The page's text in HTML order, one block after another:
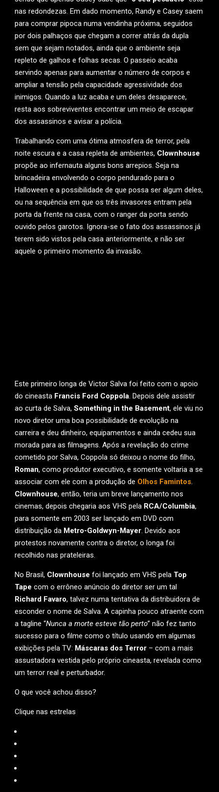
nas redondezas. Em dado momento, Randy e Casey saem
para comprar pipoca numa vendinha próxima, seguidos
por dois palhaços que chegam a correr atrás da dupla
sem que sejam notados, ainda que o ambiente seja
repleto de galhos e folhas secas. O passeio acaba
servindo apenas para aumentar o número de corpos e
ampliar a tensão pela capacidade agressividade dos
inimigos. Quando a luz acaba e um deles desaparece,
resta aos sobreviventes encontrar um meio de escapar
dos assassinos e avisar a polícia.
Trabalhando com uma ótima atmosfera de terror, pela
noite escura e a casa repleta de ambientes, Clownhouse
propõe ao infernauta alguns bons arrepios. Seja na
brincadeira envolvendo o corpo pendurado para o
Halloween e a possibilidade de que possa ser algum deles,
ou na sequência em que os três invasores entram pela
porta da frente na casa, com o ranger da porta sendo
ouvido pelos garotos. Ignora-se o fato dos assassinos já
terem sido vistos pela casa anteriormente, e não ser
aquele o primeiro momento da invasão.
Este primeiro longa de Victor Salva foi feito com o apoio
do cineasta Francis Ford Coppola. Depois dele assistir
ao curta de Salva, Something in the Basement, ele viu no
novo diretor uma boa possibilidade de evolução na
carreira e deu dinheiro, equipamentos e ainda cedeu sua
morada para as filmagens. Após a revelação do crime
cometido por Salva, Coppola só deixou o nome do filho,
Roman, como produtor executivo, e somente voltaria a se
associar com ele com a produção de Olhos Famintos.
Clownhouse, então, teria um breve lançamento nos
cinemas, depois chegaria aos VHS pela RCA/Columbia,
para somente em 2003 ser lançado em DVD com
distribuição da Metro-Goldwyn-Mayer. Devido aos
protestos novamente contra o diretor, o longa foi
recolhido nas prateleiras.
No Brasil, Clownhouse foi lançado em VHS pela Top
Tape com o errôneo anúncio do diretor ser um tal
Richard Favaro, talvez numa tentativa da distribuidora de
esconder o nome de Salva. A capinha pouco atraente com
a tagline “Nunca a morte esteve tão perto” não fez tanto
sucesso para o filme como o título usando em algumas
exibições pela TV: Máscaras dos Terror – com a mais
assustadora vestida pelo próprio cineasta, revelada como
um terror real e perturbador.
O que você achou disso?
Clique nas estrelas